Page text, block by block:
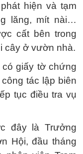
hiện và tạm
lăng, mít nài…
cất bên trong
cây ở vườn nhà.
giấy tờ chứng
tác lập biên
tục điều tra vụ
đây là Trưởng
Hội, đầu tháng